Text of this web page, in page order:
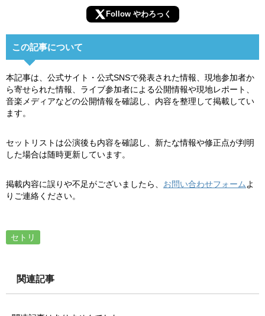
Follow やわろっく
この記事について
本記事は、公式サイト・公式SNSで発表された情報、現地参加者か
ら寄せられた情報、ライブ参加者による公開情報や現地レポート、
音楽メディアなどの公開情報を確認し、内容を整理して掲載してい
ます。
セットリストは公演後も内容を確認し、新たな情報や修正点が判明
した場合は随時更新しています。
掲載内容に誤りや不足がございましたら、 お問い合わせフォーム よ
りご連絡ください。
セトリ
関連記事